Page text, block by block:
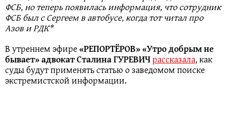
ФСБ, но теперь появилась информация, что сотрудник
ФСБ был с Сергеем в автобусе, когда тот читал про
Азов и РДК*
В утреннем эфире«РЕПОРТЁРОВ» «Утро добрым не
бывает» адвокат Сталина ГУРЕВИЧрассказала, как
суды будут применять статью о заведомом поиске
экстремистской информации.